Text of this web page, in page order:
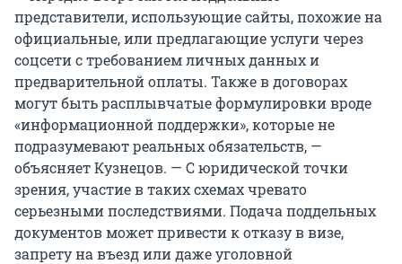
представители, использующие сайты, похожие на
официальные, или предлагающие услуги через
соцсети с требованием личных данных и
предварительной оплаты. Также в договорах
могут быть расплывчатые формулировки вроде
«информационной поддержки», которые не
подразумевают реальных обязательств, —
объясняет Кузнецов. — С юридической точки
зрения, участие в таких схемах чревато
серьезными последствиями. Подача поддельных
документов может привести к отказу в визе,
запрету на въезд или даже уголовной